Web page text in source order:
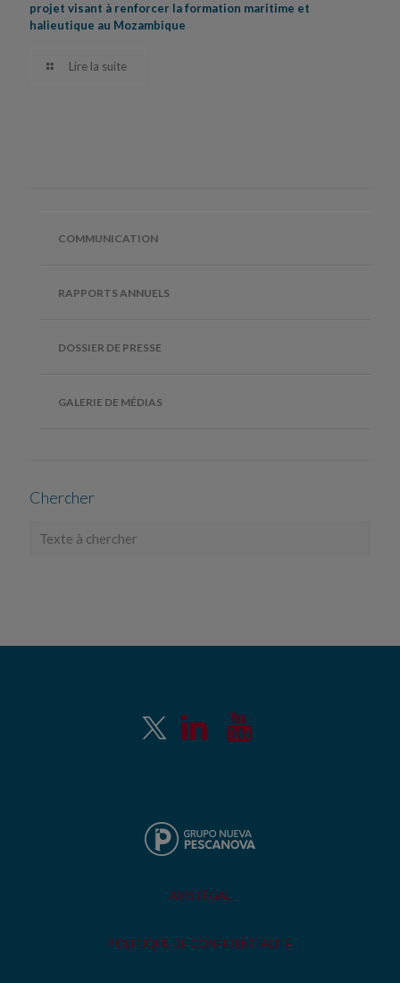
projet visant à renforcer la formation maritime et
halieutique au Mozambique
Lire la suite
COMMUNICATION
RAPPORTS ANNUELS
DOSSIER DE PRESSE
GALERIE DE MÉDIAS
Chercher
AVIS LÉGAL
POLITIQUE DE CONFIDENTIALITÉ